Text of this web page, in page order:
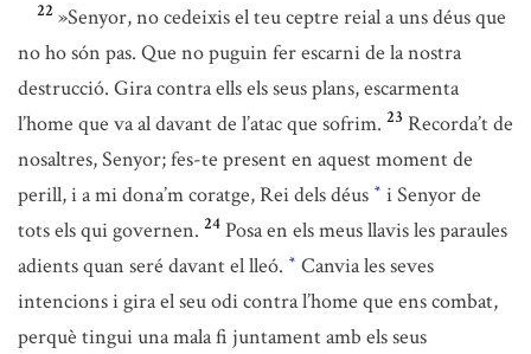
22 »Senyor, no cedeixis el teu ceptre reial a uns déus que
no ho són pas. Que no puguin fer escarni de la nostra
destrucció. Gira contra ells els seus plans, escarmenta
l’home que va al davant de l’atac que sofrim. 23 Recorda’t de
nosaltres, Senyor; fes-te present en aquest moment de
perill, i a mi dona’m coratge, Rei dels déus * i Senyor de
tots els qui governen. 24 Posa en els meus llavis les paraules
adients quan seré davant el lleó. * Canvia les seves
intencions i gira el seu odi contra l’home que ens combat,
perquè tingui una mala fi juntament amb els seus